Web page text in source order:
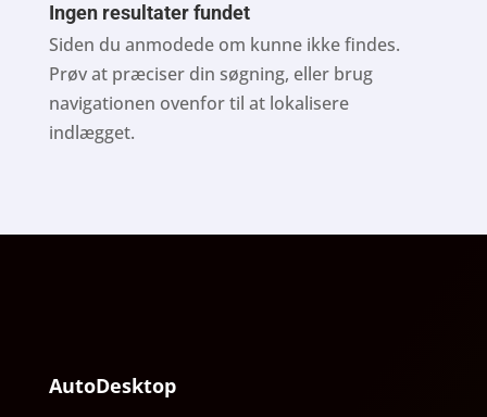
Ingen resultater fundet
Siden du anmodede om kunne ikke findes.
Prøv at præciser din søgning, eller brug
navigationen ovenfor til at lokalisere
indlægget.
AutoDesktop